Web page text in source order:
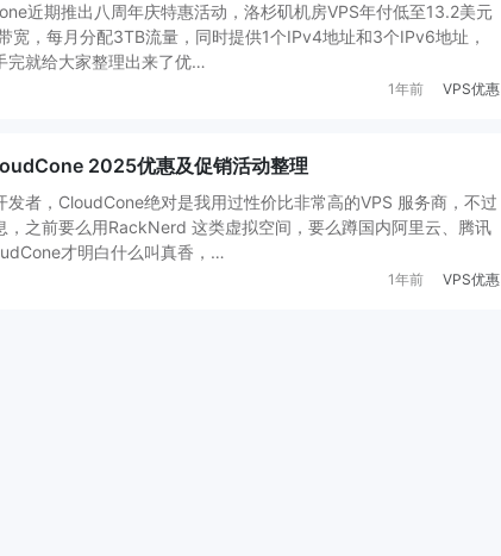
近期推出八周年庆特惠活动，洛杉矶机房VPS年付低至13.2美元
宽，每月分配3TB流量，同时提供1个IPv4地址和3个IPv6地址，
完就给大家整理出来了优…
1年前 VPS优惠
2025优惠及促销活动整理
发者，CloudCone绝对是我用过性价比非常高的VPS 服务商，不过
，之前要么用RackNerd 这类虚拟空间，要么蹲国内阿里云、腾讯
才明白什么叫真香，…
1年前 VPS优惠